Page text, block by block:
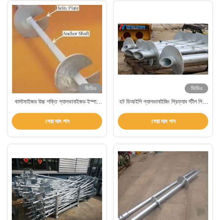
ভিডিও
কাস্টমাইজড উচ্চ শক্তি গ্যালভানাইজড ইস্পাত
সেরা দাম পান
ভিডিও
হট ডিআইপি গ্যালভানাইজিং প্রিফ্যাব স্টীল পিল-
সেরা দাম পান